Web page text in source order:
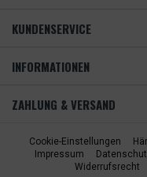
KUNDENSERVICE
INFORMATIONEN
ZAHLUNG & VERSAND
Cookie-Einstellungen
Impressum
Widerrufsrecht